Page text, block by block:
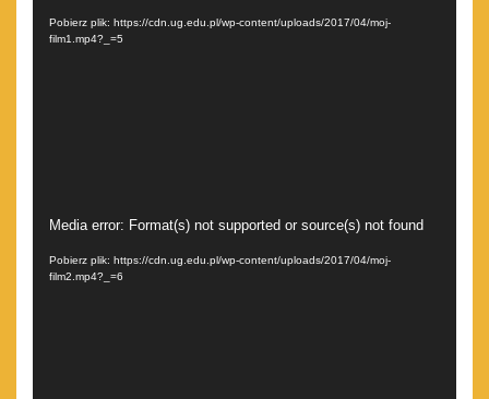
video
Pobierz plik: https://cdn.ug.edu.pl/wp-content/uploads/2017/04/moj-
film1.mp4?_=5
Odtwarzacz
video
Media error: Format(s) not supported or source(s) not found
Pobierz plik: https://cdn.ug.edu.pl/wp-content/uploads/2017/04/moj-
film2.mp4?_=6